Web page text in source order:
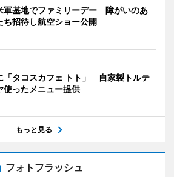
軍基地でファミリーデー 障がいのあ
ち招待し航空ショー公開
「タコスカフェ トト」 自家製トルテ
使ったメニュー提供
もっと見る
フォトフラッシュ